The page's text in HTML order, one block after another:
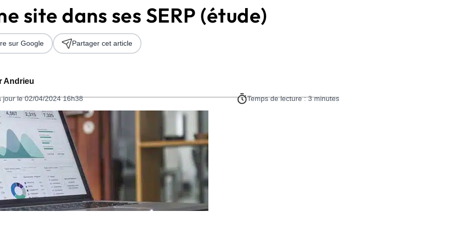
site dans ses SERP (étude)
Andrieu
jour le 02/04/2024 16h38 Temps de lecture : 3 minutes
sur Google Partager cet article